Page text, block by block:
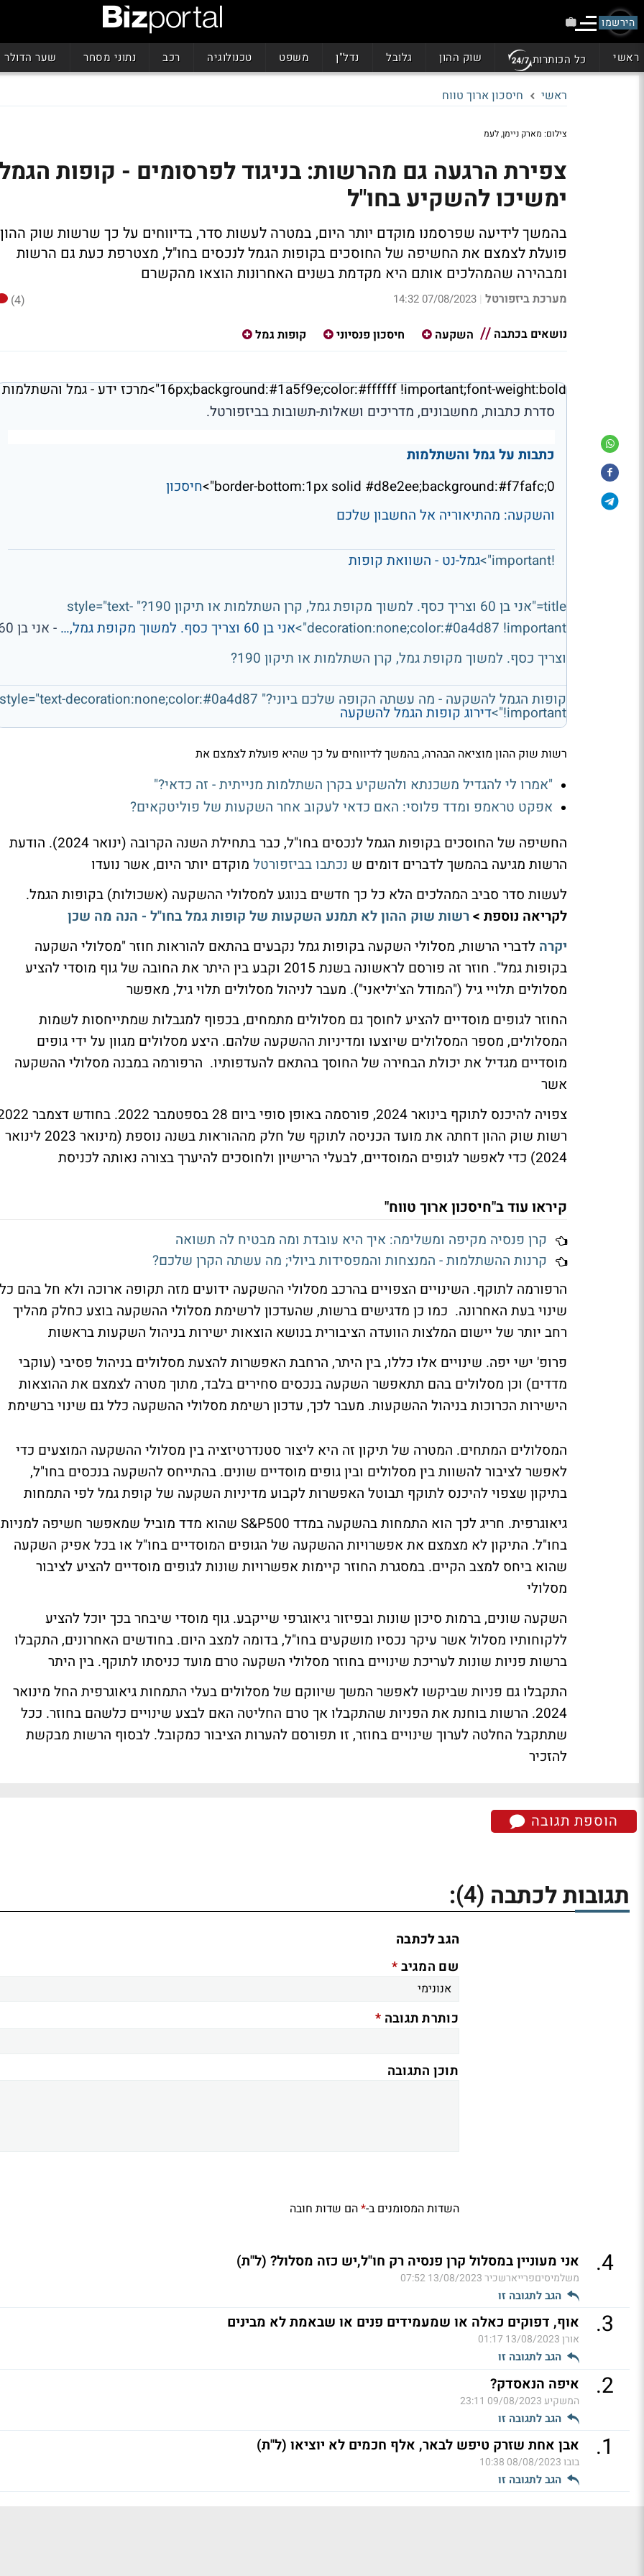
הירשמו
ראשי כל הכותרות שוק ההון גלובל נדל"ן משפט טכנולוגיה רכב נתוני מסחר שער הדולר
ראשי חיסכון ארוך טווח
צילום: מארק ניימן, לעמ
צפירת הרגעה גם מהרשות: בניגוד לפרסומים - קופות הגמל
ימשיכו להשקיע בחו"ל
בהמשך לידיעה שפרסמנו מוקדם יותר היום, במטרה לעשות סדר, בדיווחים על כך שרשות שוק ההון
פועלת לצמצם את החשיפה של החוסכים בקופות הגמל לנכסים בחו"ל, מצטרפת כעת גם הרשות
ומבהירה שהמהלכים אותם היא מקדמת בשנים האחרונות הוצאו מהקשרם
מערכת ביזפורטל |
07/08/2023 14:32
(4)
נושאים בכתבה
השקעה חיסכון פנסיוני קופות גמל
16px;background:#1a5f9e;color:#ffffff !important;font-weight:bold">מרכז ידע - גמל והשתלמות
סדרת כתבות, מחשבונים, מדריכים ושאלות-תשובות בביזפורטל.
כתבות על גמל והשתלמות
0;border-bottom:1px solid #d8e2ee;background:#f7fafc">
חיסכון
והשקעה: מהתיאוריה אל החשבון שלכם
!important"> גמל-נט - השוואת קופות
title="אני בן 60 וצריך כסף. למשוך מקופת גמל, קרן השתלמות או תיקון 190?" style="text-
decoration:none;color:#0a4d87 !important">
אני בן 60 וצריך כסף. למשוך מקופת גמל,…
- אני בן 60
וצריך כסף. למשוך מקופת גמל, קרן השתלמות או תיקון 190?
קופות הגמל להשקעה - מה עשתה הקופה שלכם ביוני?" style="text-decoration:none;color:#0a4d87
!important"> דירוג קופות הגמל להשקעה
רשות שוק ההון מוציאה הבהרה, בהמשך לדיווחים על כך שהיא פועלת לצמצם את
"אמרו לי להגדיל משכנתא ולהשקיע בקרן השתלמות מנייתית - זה כדאי?"
אפקט טראמפ ומדד פלוסי: האם כדאי לעקוב אחר השקעות של פוליטקאים?
החשיפה של החוסכים בקופות הגמל לנכסים בחו"ל, כבר בתחילת השנה הקרובה (ינואר 2024). הודעת
הרשות מגיעה בהמשך לדברים דומים ש נכתבו בביזפורטל מוקדם יותר היום, אשר נועדו
לעשות סדר סביב המהלכים הלא כל כך חדשים בנוגע למסלולי ההשקעה (אשכולות) בקופות הגמל.
לקריאה נוספת >רשות שוק ההון לא תמנע השקעות של קופות גמל בחו"ל - הנה מה שכן
יקרה לדברי הרשות, מסלולי השקעה בקופות גמל נקבעים בהתאם להוראות חוזר "מסלולי השקעה
בקופות גמל". חוזר זה פורסם לראשונה בשנת 2015 וקבע בין היתר את החובה של גוף מוסדי להציע
מסלולים תלויי גיל ("המודל הצ'יליאני"). מעבר לניהול מסלולים תלוי גיל, מאפשר
החוזר לגופים מוסדיים להציע לחוסך גם מסלולים מתמחים, בכפוף למגבלות שמתייחסות לשמות
המסלולים, מספר המסלולים שיוצעו ומדיניות ההשקעה שלהם. היצע מסלולים מגוון על ידי גופים
מוסדיים מגדיל את יכולת הבחירה של החוסך בהתאם להעדפותיו. הרפורמה במבנה מסלולי ההשקעה
אשר
צפויה להיכנס לתוקף בינואר 2024, פורסמה באופן סופי ביום 28 בספטמבר 2022.
רשות שוק ההון דחתה את מועד הכניסה לתוקף של חלק מההוראות בשנה נוספת (מינואר 2023 לינואר
2024) כדי לאפשר לגופים המוסדיים, לבעלי הרישיון ולחוסכים להיערך בצורה נאותה לכניסת
קיראו עוד ב"חיסכון ארוך טווח"
קרן פנסיה מקיפה ומשלימה: איך היא עובדת ומה מבטיח לה תשואה
קרנות ההשתלמות - המנצחות והמפסידות ביולי; מה עשתה הקרן שלכם?
הרפורמה לתוקף. השינויים הצפויים בהרכב מסלולי ההשקעה ידועים מזה תקופה ארוכה ולא חל בהם כל
שינוי בעת האחרונה. כמו כן מדגישים ברשות, שהעדכון לרשימת מסלולי ההשקעה בוצע כחלק מהליך
רחב יותר של יישום המלצות הוועדה הציבורית בנושא הוצאות ישירות בניהול השקעות בראשות
פרופ' ישי יפה. שינויים אלו כללו, בין היתר, הרחבת האפשרות להצעת מסלולים בניהול פסיבי (עוקבי
מדדים) וכן מסלולים בהם תתאפשר השקעה בנכסים סחירים בלבד, מתוך מטרה לצמצם את ההוצאות
הישירות הכרוכות בניהול ההשקעות. מעבר לכך, עדכון רשימת מסלולי ההשקעה כלל גם שינוי ברשימת
המסלולים המתחים. המטרה של תיקון זה היא ליצור סטנדרטיזציה בין מסלולי ההשקעה המוצעים כדי
לאפשר לציבור להשוות בין מסלולים ובין גופים מוסדיים שונים. בהתייחס להשקעה בנכסים בחו"ל,
בתיקון שצפוי להיכנס לתוקף תבוטל האפשרות לקבוע מדיניות השקעה של קופת גמל לפי התמחות
גיאוגרפית. חריג לכך הוא התמחות בהשקעה במדד S&P500 שהוא מדד מוביל שמאפשר חשיפה למניות
בחו"ל. התיקון לא מצמצם את אפשרויות ההשקעה של הגופים המוסדיים בחו"ל או בכל אפיק השקעה
שהוא ביחס למצב הקיים. במסגרת החוזר קיימות אפשרויות שונות לגופים מוסדיים להציע לציבור
מסלולי
השקעה שונים, ברמות סיכון שונות ובפיזור גיאוגרפי שייקבע. גוף מוסדי שיבחר בכך יוכל להציע
ללקוחותיו מסלול אשר עיקר נכסיו מושקעים בחו"ל, בדומה למצב היום. בחודשים האחרונים, התקבלו
ברשות פניות שונות לעריכת שינויים בחוזר מסלולי השקעה טרם מועד כניסתו לתוקף. בין היתר
התקבלו גם פניות שביקשו לאפשר המשך שיווקם של מסלולים בעלי התמחות גיאוגרפית החל מינואר
2024. הרשות בוחנת את הפניות שהתקבלו אך טרם החליטה האם לבצע שינויים כלשהם בחוזר. ככל
שתתקבל החלטה לערוך שינויים בחוזר, זו תפורסם להערות הציבור כמקובל. לבסוף הרשות מבקשת
להזכיר
הוספת תגובה
תגובות לכתבה (4)
:
הגב לכתבה
שם המגיב*
כותרת תגובה *
תוכן התגובה
השדות המסומנים ב-*הם שדות חובה
4
. אני מעוניין במסלול קרן פנסיה רק חו"ל,יש כזה מסלול? (ל"ת)
משלמיסיםפרייארשכיר13/08/2023 07:52
הגב לתגובה זו
3
. אוף, דפוקים כאלה או שמעמידים פנים או שבאמת לא מבינים
אורן13/08/2023 01:17
הגב לתגובה זו
2
. איפה הנאסדק?
המשקיע09/08/2023 23:11
הגב לתגובה זו
1
. אבן אחת שזרק טיפש לבאר, אלף חכמים לא יוציאו (ל"ת)
בובו08/08/2023 10:38
הגב לתגובה זו